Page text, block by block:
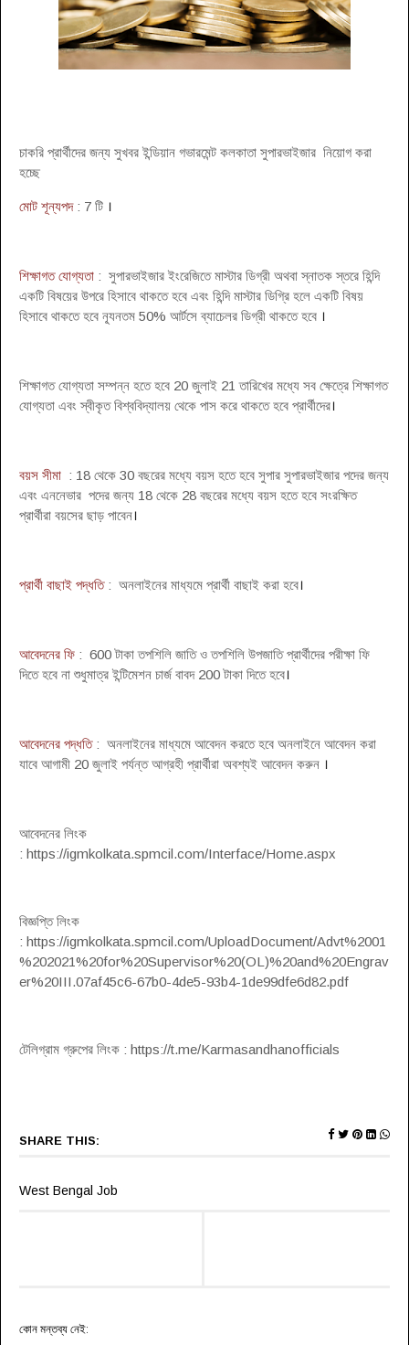
চাকরি প্রার্থীদের জন্য সুখবর ইন্ডিয়ান গভারমেন্ট কলকাতা সুপারভাইজার নিয়োগ করা
হচ্ছে
মোট শূন্যপদ: 7 টি ।
শিক্ষাগত যোগ্যতা : সুপারভাইজার ইংরেজিতে মাস্টার ডিগ্রী অথবা স্নাতক স্তরে হিন্দি
একটি বিষয়ের উপরে হিসাবে থাকতে হবে এবং হিন্দি মাস্টার ডিগ্রি হলে একটি বিষয়
হিসাবে থাকতে হবে ন্যূনতম 50% আর্টসে ব্যাচেলর ডিগ্রী থাকতে হবে ।
শিক্ষাগত যোগ্যতা সম্পন্ন হতে হবে 20 জুলাই 21 তারিখের মধ্যে সব ক্ষেত্রে শিক্ষাগত
যোগ্যতা এবং স্বীকৃত বিশ্ববিদ্যালয় থেকে পাস করে থাকতে হবে প্রার্থীদের।
বয়স সীমা : 18 থেকে 30 বছরের মধ্যে বয়স হতে হবে সুপার সুপারভাইজার পদের জন্য
এবং এননেভার পদের জন্য 18 থেকে 28 বছরের মধ্যে বয়স হতে হবে সংরক্ষিত
প্রার্থীরা বয়সের ছাড় পাবেন।
প্রার্থী বাছাই পদ্ধতি: অনলাইনের মাধ্যমে প্রার্থী বাছাই করা হবে।
আবেদনের ফি : 600 টাকা তপশিলি জাতি ও তপশিলি উপজাতি প্রার্থীদের পরীক্ষা ফি
দিতে হবে না শুধুমাত্র ইন্টিমেশন চার্জ বাবদ 200 টাকা দিতে হবে।
আবেদনের পদ্ধতি: অনলাইনের মাধ্যমে আবেদন করতে হবে অনলাইনে আবেদন করা
যাবে আগামী 20 জুলাই পর্যন্ত আগ্রহী প্রার্থীরা অবশ্যই আবেদন করুন ।
আবেদনের লিংক
: https://igmkolkata.spmcil.com/Interface/Home.aspx
বিজ্ঞপ্তি লিংক
: https://igmkolkata.spmcil.com/UploadDocument/Advt%2001
%202021%20for%20Supervisor%20(OL)%20and%20Engrav
er%20III.07af45c6-67b0-4de5-93b4-1de99dfe6d82.pdf
টেলিগ্রাম গ্রুপের লিংক : https://t.me/Karmasandhanofficials
SHARE THIS:
West Bengal Job
কোন মন্তব্য নেই: